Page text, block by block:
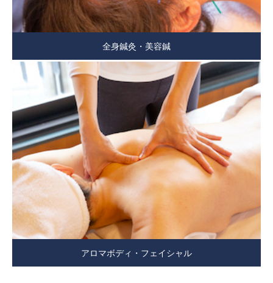
全身鍼灸・美容鍼
アロマボディ・フェイシャル